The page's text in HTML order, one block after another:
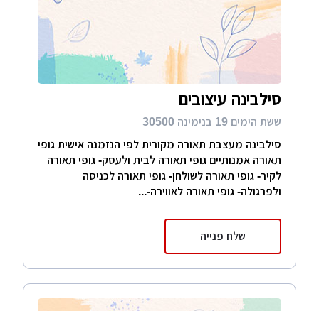
סילבינה עיצובים
ששת הימים 19 בנימינה 30500
סילבינה מעצבת תאורה מקורית לפי הנזמנה אישית גופי
תאורה אמנותיים גופי תאורה לבית ולעסק- גופי תאורה
לקיר- גופי תאורה לשולחן- גופי תאורה לכניסה
ולפרגולה- גופי תאורה לאווירה-...
שלח פנייה